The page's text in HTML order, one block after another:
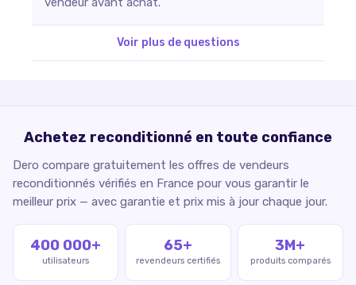
Voir plus de questions
Achetez reconditionné en toute confiance
Dero compare gratuitement les offres de vendeurs
reconditionnés vérifiés en France pour vous garantir le
meilleur prix — avec garantie et prix mis à jour chaque jour.
400 000+
utilisateurs
65+
revendeurs certifiés
3M+
produits comparés